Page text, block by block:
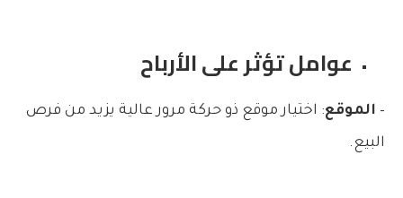
عوامل تؤثر على الأرباح
– الموقع: اختيار موقع ذو حركة مرور عالية يزيد من فرص
البيع.